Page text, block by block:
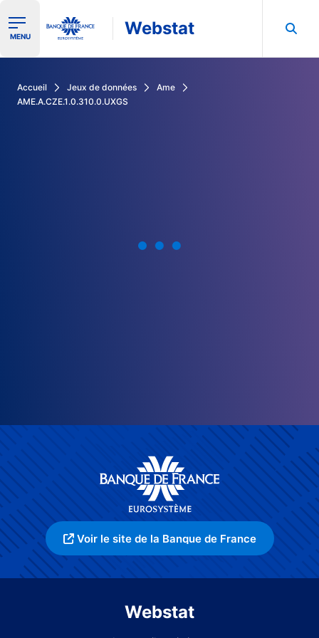
Ouvrir le menu de navigation
MENU Webstat
Accueil Jeux de données
Ame
AME.A.CZE.1.0.310.0.UXGS
Voir le site de la Banque de France
Webstat